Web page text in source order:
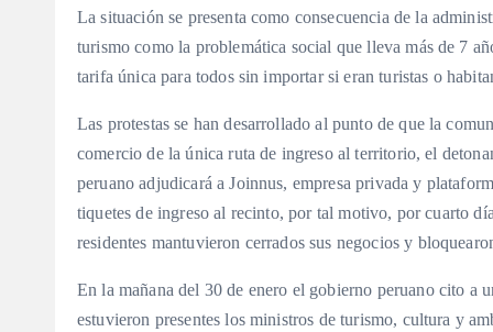
La situación se presenta como consecuencia de la
turismo como la problemática social que lleva más de 7
tarifa única para todos sin importar si eran turistas o
Las protestas se han desarrollado al punto de que la
comercio de la única ruta de ingreso al territorio, el
peruano adjudicará a Joinnus, empresa privada y
tiquetes de ingreso al recinto, por tal motivo, por cuarto
residentes mantuvieron cerrados sus negocios y
En la mañana del 30 de enero el gobierno peruano cito a
estuvieron presentes los ministros de turismo, cultura y